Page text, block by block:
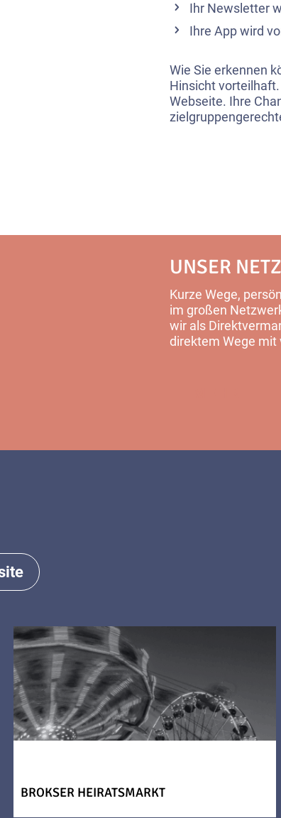
Ihr Newsletter
Ihre App wird
Wie Sie erkennen
Hinsicht
Webseite. Ihre
UNSER
Kurze Wege,
im großen
wir als
direktem Wege mit
BROKSER HEIRATSMARKT